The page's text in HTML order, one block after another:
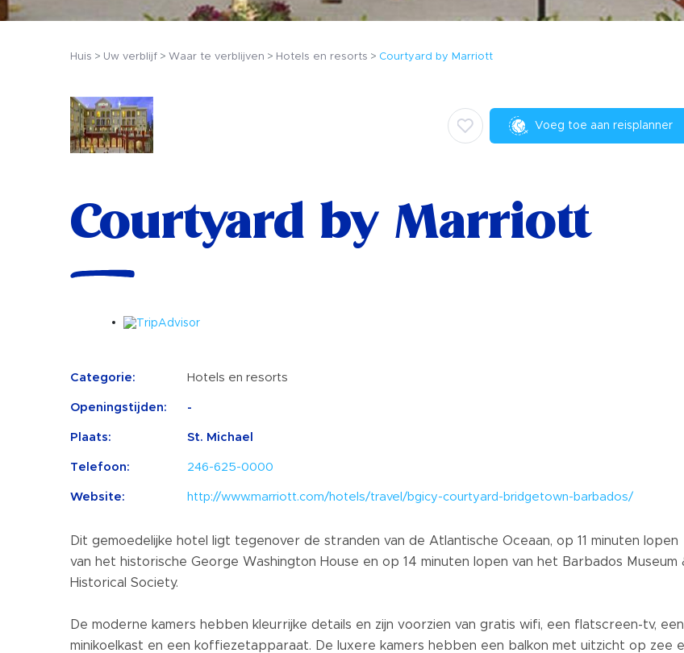
Huis Uw verblijf Waar te verblijven Hotels en resorts Courtyard by Marriott
Voeg toe aan reisplanner
Courtyard by Marriott
Categorie: Hotels en resorts
Openingstijden: -
Plaats: St. Michael
Telefoon: 246-625-0000
Website: http://www.marriott.com/hotels/travel/bgicy-courtyard-bridgetown-barbados/
Dit gemoedelijke hotel ligt tegenover de stranden van de Atlantische Oceaan, op 11 minuten lopen
van het historische George Washington House en op 14 minuten lopen van het Barbados Museum
Historical Society.
De moderne kamers hebben kleurrijke details en zijn voorzien van gratis wifi, een flatscreen-tv, een
minikoelkast en een koffiezetapparaat. De luxere kamers hebben een balkon met uitzicht op zee